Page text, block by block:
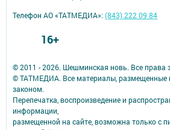
© 2011 - 2026. Шешминская новь. Все права
© ТАТМЕДИА. Все материалы, размещенные
законом.
Перепечатка, воспроизведение и
информации,
размещенной на сайте, возможна только с
Телефон АО «ТАТМЕДИА»:(843) 222 09 84
16+